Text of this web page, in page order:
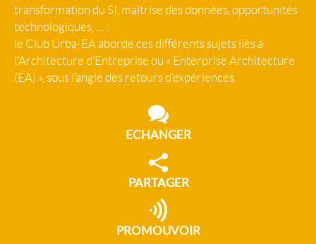
transformation du SI, maîtrise des données, opportunités
technologiques, … :
le Club Urba-EA aborde ces différents sujets liés à
l’Architecture d’Entreprise ou « Enterprise Architecture
(EA) », sous l’angle des retours d’expériences.
ECHANGER
PARTAGER
PROMOUVOIR